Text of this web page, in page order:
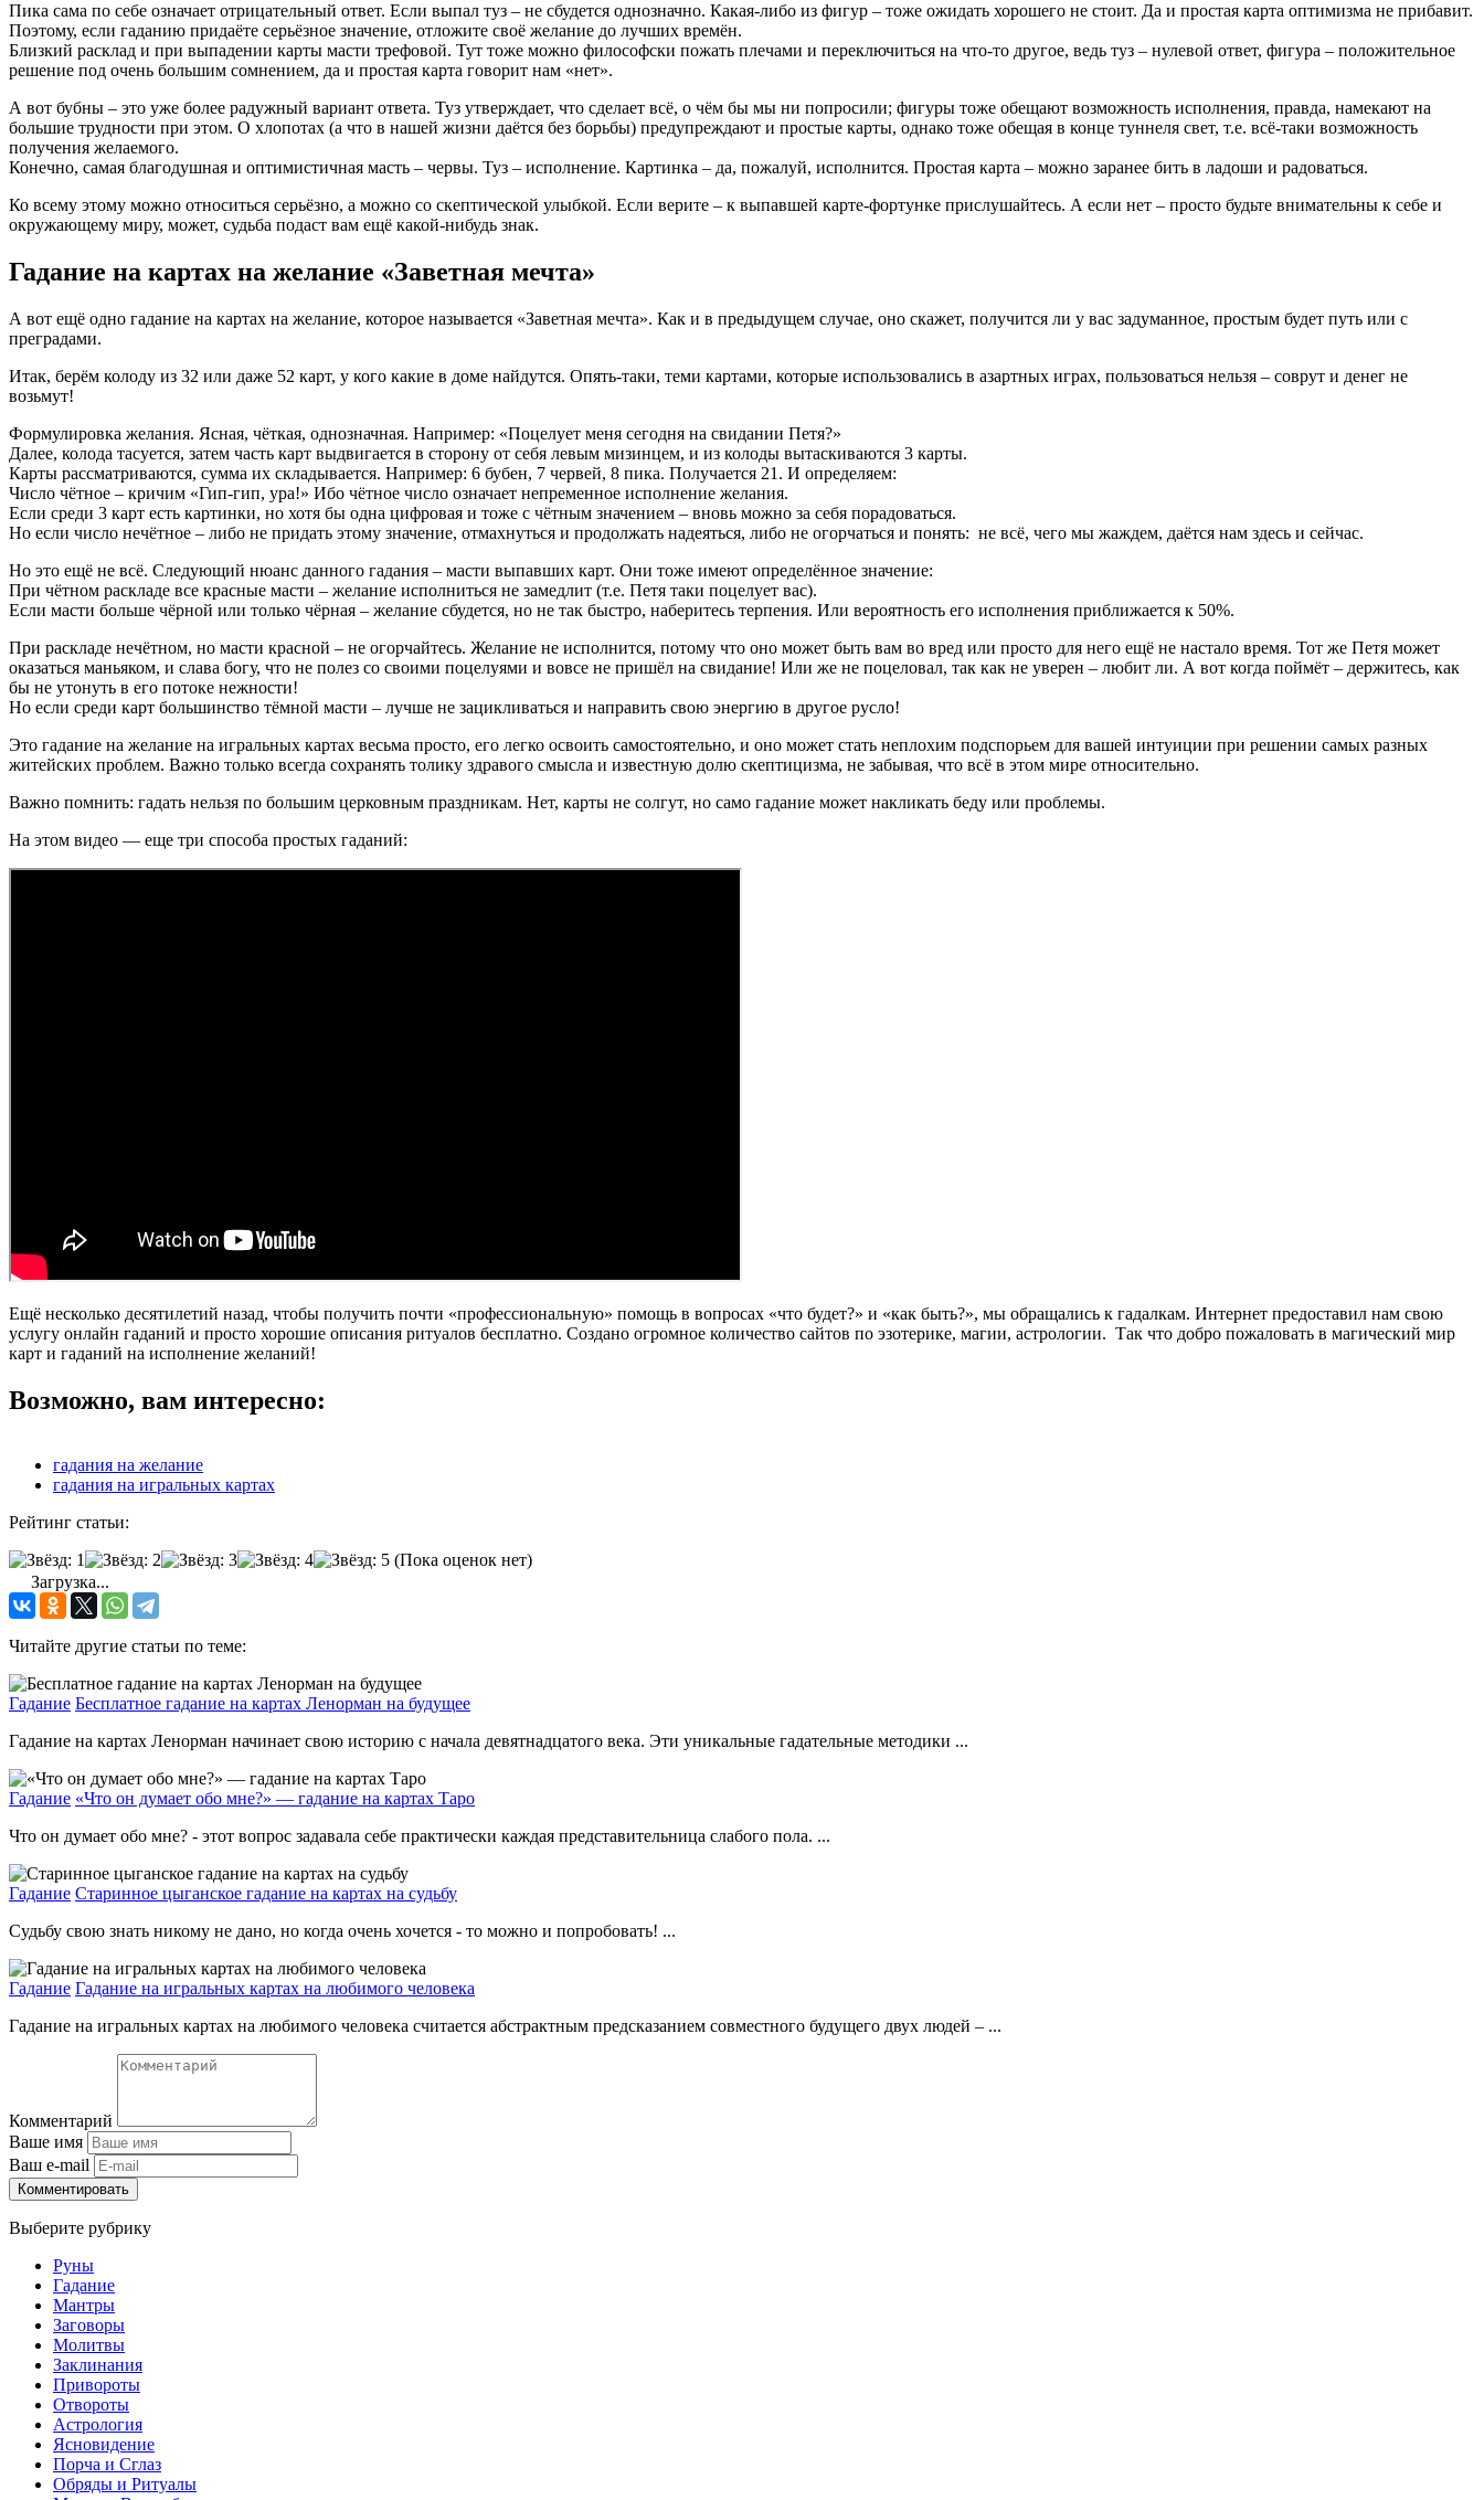
Пика сама по себе означает отрицательный ответ. Если выпал туз – не сбудется однозначно. Какая-либо из фигур – тоже ожидать хорошего не стоит. Да и простая карта оптимизма не прибавит.
Поэтому, если гаданию придаёте серьёзное значение, отложите своё желание до лучших времён.
Близкий расклад и при выпадении карты масти трефовой. Тут тоже можно философски пожать плечами и переключиться на что-то другое, ведь туз – нулевой ответ, фигура – положительное
решение под очень большим сомнением, да и простая карта говорит нам «нет».
А вот бубны – это уже более радужный вариант ответа. Туз утверждает, что сделает всё, о чём бы мы ни попросили; фигуры тоже обещают возможность исполнения, правда, намекают на
большие трудности при этом. О хлопотах (а что в нашей жизни даётся без борьбы) предупреждают и простые карты, однако тоже обещая в конце туннеля свет, т.е. всё-таки возможность
получения желаемого.
Конечно, самая благодушная и оптимистичная масть – червы. Туз – исполнение. Картинка – да, пожалуй, исполнится. Простая карта – можно заранее бить в ладоши и радоваться.
Ко всему этому можно относиться серьёзно, а можно со скептической улыбкой. Если верите – к выпавшей карте-фортунке прислушайтесь. А если нет – просто будьте внимательны к себе и
окружающему миру, может, судьба подаст вам ещё какой-нибудь знак.
Гадание на картах на желание «Заветная мечта»
А вот ещё одно гадание на картах на желание, которое называется «Заветная мечта». Как и в предыдущем случае, оно скажет, получится ли у вас задуманное, простым будет путь или с
преградами.
Итак, берём колоду из 32 или даже 52 карт, у кого какие в доме найдутся. Опять-таки, теми картами, которые использовались в азартных играх, пользоваться нельзя – соврут и денег не
возьмут!
Формулировка желания. Ясная, чёткая, однозначная. Например: «Поцелует меня сегодня на свидании Петя?»
Далее, колода тасуется, затем часть карт выдвигается в сторону от себя левым мизинцем, и из колоды вытаскиваются 3 карты.
Карты рассматриваются, сумма их складывается. Например: 6 бубен, 7 червей, 8 пика. Получается 21. И определяем:
Число чётное – кричим «Гип-гип, ура!» Ибо чётное число означает непременное исполнение желания.
Если среди 3 карт есть картинки, но хотя бы одна цифровая и тоже с чётным значением – вновь можно за себя порадоваться.
Но если число нечётное – либо не придать этому значение, отмахнуться и продолжать надеяться, либо не огорчаться и понять: не всё, чего мы жаждем, даётся нам здесь и сейчас.
Но это ещё не всё. Следующий нюанс данного гадания – масти выпавших карт. Они тоже имеют определённое значение:
При чётном раскладе все красные масти – желание исполниться не замедлит (т.е. Петя таки поцелует вас).
Если масти больше чёрной или только чёрная – желание сбудется, но не так быстро, наберитесь терпения. Или вероятность его исполнения приближается к 50%.
При раскладе нечётном, но масти красной – не огорчайтесь. Желание не исполнится, потому что оно может быть вам во вред или просто для него ещё не настало время. Тот же Петя может
оказаться маньяком, и слава богу, что не полез со своими поцелуями и вовсе не пришёл на свидание! Или же не поцеловал, так как не уверен – любит ли. А вот когда поймёт – держитесь, как
бы не утонуть в его потоке нежности!
Но если среди карт большинство тёмной масти – лучше не зацикливаться и направить свою энергию в другое русло!
Это гадание на желание на игральных картах весьма просто, его легко освоить самостоятельно, и оно может стать неплохим подспорьем для вашей интуиции при решении самых разных
житейских проблем. Важно только всегда сохранять толику здравого смысла и известную долю скептицизма, не забывая, что всё в этом мире относительно.
Важно помнить: гадать нельзя по большим церковным праздникам. Нет, карты не солгут, но само гадание может накликать беду или проблемы.
На этом видео — еще три способа простых гаданий:
Ещё несколько десятилетий назад, чтобы получить почти «профессиональную» помощь в вопросах «что будет?» и «как быть?», мы обращались к гадалкам. Интернет предоставил нам свою
услугу онлайн гаданий и просто хорошие описания ритуалов бесплатно. Создано огромное количество сайтов по эзотерике, магии, астрологии. Так что добро пожаловать в магический мир
карт и гаданий на исполнение желаний!
Возможно, вам интересно:
гадания на желание
гадания на игральных картах
Рейтинг статьи:
(Пока оценок нет)
Загрузка...
Читайте другие статьи по теме:
Гадание Бесплатное гадание на картах Ленорман на будущее
Гадание на картах Ленорман начинает свою историю с начала девятнадцатого века. Эти уникальные гадательные методики ...
Гадание «Что он думает обо мне?» — гадание на картах Таро
Что он думает обо мне? - этот вопрос задавала себе практически каждая представительница слабого пола. ...
Гадание Старинное цыганское гадание на картах на судьбу
Судьбу свою знать никому не дано, но когда очень хочется - то можно и попробовать! ...
Гадание Гадание на игральных картах на любимого человека
Гадание на игральных картах на любимого человека считается абстрактным предсказанием совместного будущего двух людей – ...
Комментарий
Ваше имя
Ваш e-mail
Комментировать
Выберите рубрику
Руны
Гадание
Мантры
Заговоры
Молитвы
Заклинания
Привороты
Отвороты
Астрология
Ясновидение
Порча и Сглаз
Обряды и Ритуалы